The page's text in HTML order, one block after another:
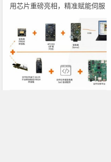
用芯片重磅亮相，精准赋能伺服